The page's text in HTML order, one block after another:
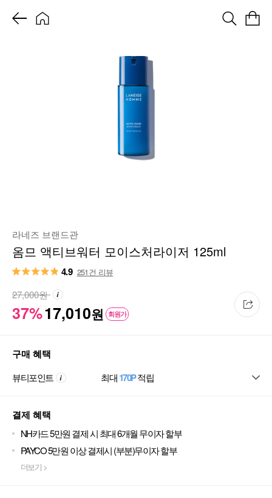
라네즈 브랜드관
옴므 액티브워터 모이스처라이저 125ml
4.9 251건 리뷰
37%17,010원 회원가
27,000원
구매 혜택
뷰티포인트 최대170P적립
결제 혜택
NH카드 5만원 결제 시 최대 6개월 무이자 할부
PAYCO 5만원 이상 결제시 (부분)무이자 할부
더보기 >